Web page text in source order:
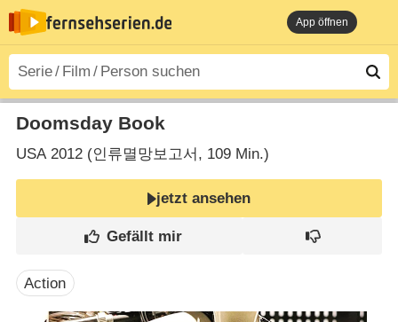
App öffnen
Doomsday Book
USA2012 (인류멸망보고서‎, 109 Min.)
jetzt ansehen
Action